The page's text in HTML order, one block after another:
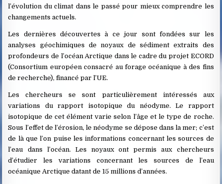
l’évolution du climat dans le passé pour mieux comprendre les
changements actuels.
Les dernières découvertes à ce jour sont fondées sur les
analyses géochimiques de noyaux de sédiment extraits des
profondeurs de l’océan Arctique dans le cadre du projet ECORD
(Consortium européen consacré au forage océanique à des fins
de recherche), financé par l’UE.
Les chercheurs se sont particulièrement intéressés aux
variations du rapport isotopique du néodyme. Le rapport
isotopique de cet élément varie selon l’âge et le type de roche.
Sous l’effet de l’érosion, le néodyme se dépose dans la mer; c’est
de là que l’on puise les informations concernant les sources de
l’eau dans l’océan. Les noyaux ont permis aux chercheurs
d’étudier les variations concernant les sources de l’eau
océanique Arctique datant de 15 millions d’années.